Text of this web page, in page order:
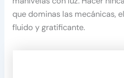
que dominas las mecánicas,
fluido y gratificante.